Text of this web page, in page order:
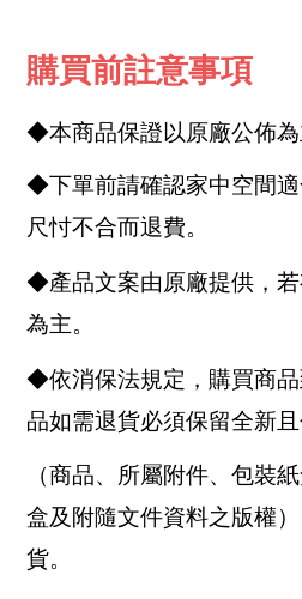
購買前註意事項
◆本商品保證以原廠公佈為
◆下單前請確認家中空間
尺忖不合而退費。
◆產品文案由原廠提供，
為主。
◆依消保法規定，購買商
品如需退貨必須保留全新
（商品、所屬附件、包裝
盒及附隨文件資料之版權
貨。